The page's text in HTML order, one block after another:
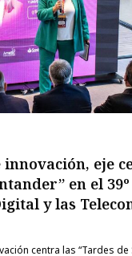
innovación, eje
en el
y las
centra las “Tardes de